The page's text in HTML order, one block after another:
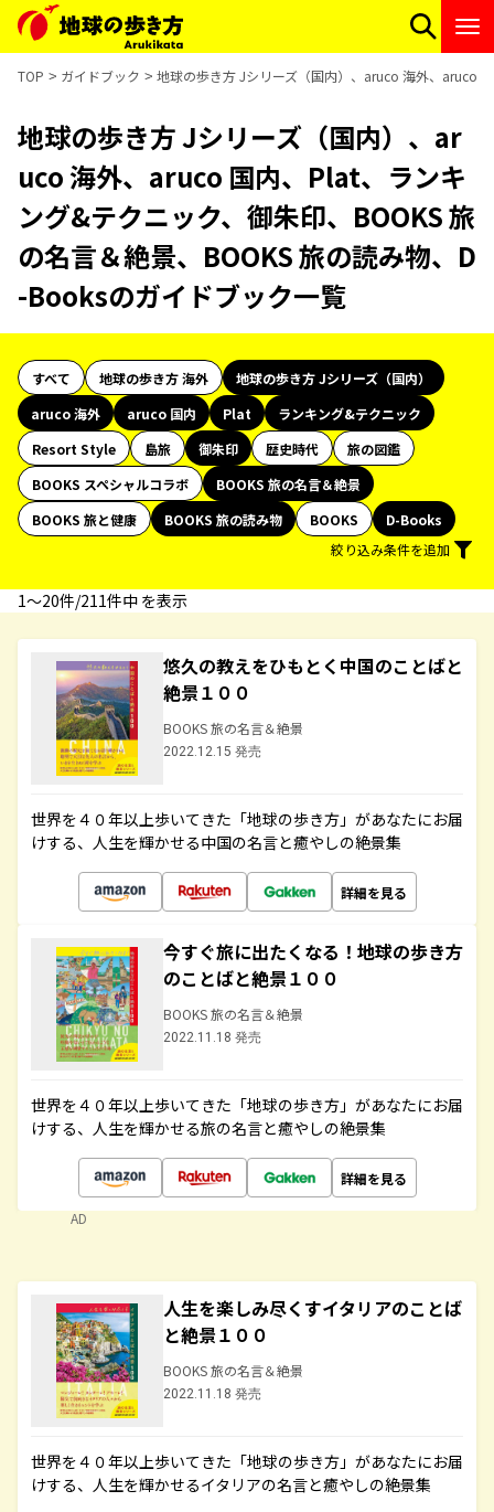
TOP ガイドブック 地球の歩き方 Jシリーズ（国内）、aruco 海外、aruco
地球の歩き方 Jシリーズ（国内）、ar
uco 海外、aruco 国内、Plat、ランキ
ング&テクニック、御朱印、BOOKS 旅
の名言＆絶景、BOOKS 旅の読み物、D
-Booksのガイドブック一覧
すべて 地球の歩き方 海外
地球の歩き方 Jシリーズ（国内）
aruco 海外
aruco 国内 Plat
ランキング&テクニック
Resort Style
島旅 御朱印 歴史時代
旅の図鑑
BOOKS スペシャルコラボ
BOOKS 旅の名言＆絶景
BOOKS 旅と健康
BOOKS 旅の読み物 BOOKS
D-Books
絞り込み条件を追加
1〜20件/211件中 を表示
悠久の教えをひもとく中国のことばと
絶景１００
BOOKS 旅の名言＆絶景
2022.12.15 発売
世界を４０年以上歩いてきた「地球の歩き方」があなたにお届
けする、人生を輝かせる中国の名言と癒やしの絶景集
詳細を見る
今すぐ旅に出たくなる！地球の歩き方
のことばと絶景１００
BOOKS 旅の名言＆絶景
2022.11.18 発売
世界を４０年以上歩いてきた「地球の歩き方」があなたにお届
けする、人生を輝かせる旅の名言と癒やしの絶景集
詳細を見る
AD
人生を楽しみ尽くすイタリアのことば
と絶景１００
BOOKS 旅の名言＆絶景
2022.11.18 発売
世界を４０年以上歩いてきた「地球の歩き方」があなたにお届
けする、人生を輝かせるイタリアの名言と癒やしの絶景集